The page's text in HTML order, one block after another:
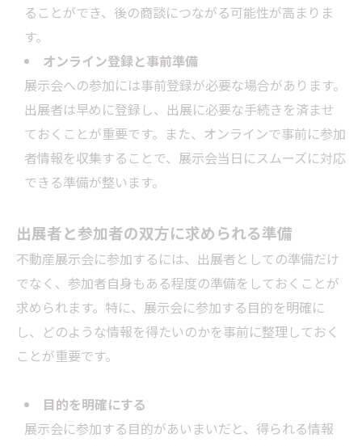
ることができ、後の商談につながる可能性が高まりま
す。
オンライン登録と事前準備
展示会への参加には事前登録が必要な場合があります。
出展者は早めに登録し、出展に必要な手続きを済ませ
ておくことが重要です。また、オンラインで事前に参加
者情報を収集することで、展示会当日にスムーズに対応
できる準備が整います。
出展者と参加者の双方に求められる準備
不動産展示会に参加するには、出展者としての準備だけ
でなく、参加者自身もある程度の準備をしておくことが
求められます。特に、展示会に参加する目的を明確に
し、どのような情報を得たいのかを事前に整理しておく
ことが重要です。
目的を明確にする
展示会に参加する目的があいまいだと、得られる情報